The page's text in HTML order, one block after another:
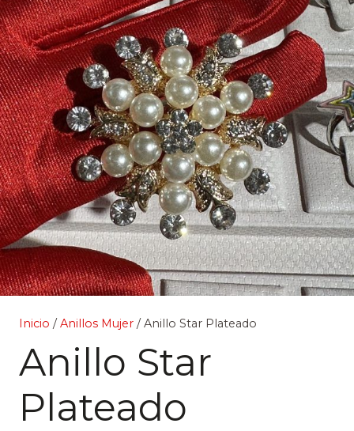
Inicio / Anillos Mujer / Anillo Star Plateado
Anillo Star
Plateado